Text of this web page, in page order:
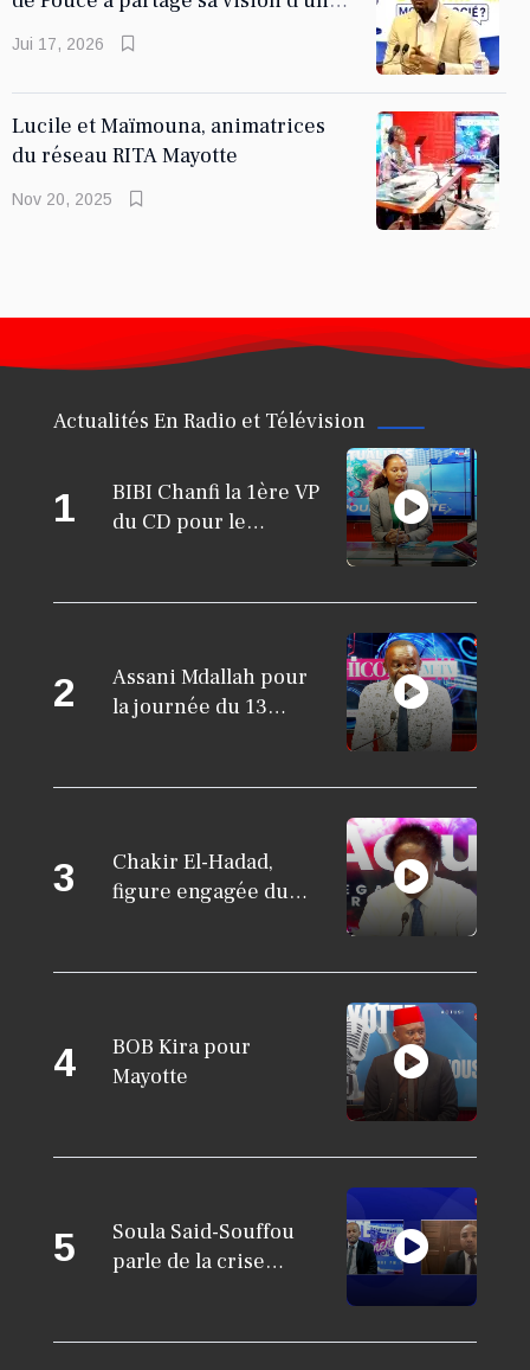
Mouhamadi Zoubert à travers
Karine Banda-Karine, Plantes
KARINE BANDA KARINE
Ce soir une ETUDE DE CAS : le
BAMOUHE 2023 en Question ?
Mr Zoubert PARLONS DES
VOCABULAIRES EN KIBUSHI
entrepreneuriat
Jui 17, 2026
Lucile et Maïmouna, animatrices
du réseau RITA Mayotte
Nov 20, 2025
Actualités En Radio et Télévision
1
BIBI Chanfi la 1ère VP
du CD pour le
Mayotte
2
Assani Mdallah pour
la journée du 13
3
Chakir El-Hadad,
figure engagée du
4
BOB Kira pour
Mayotte
5
Soula Said-Souffou
parle de la crise